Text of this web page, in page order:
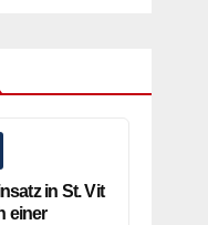
in St. Vit
einer